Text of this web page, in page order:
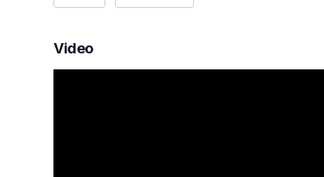
Video